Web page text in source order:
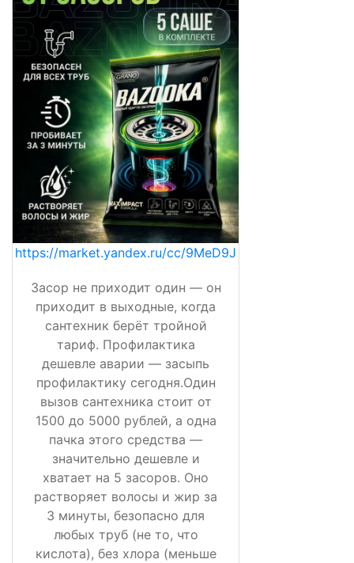
https://market.yandex.ru/cc/9MeD9J
Засор не приходит один — он
приходит в выходные, когда
сантехник берёт тройной
тариф. Профилактика
дешевле аварии — засыпь
профилактику сегодня.Один
вызов сантехника стоит от
1500 до 5000 рублей, а одна
пачка этого средства —
значительно дешевле и
хватает на 5 засоров. Оно
растворяет волосы и жир за
3 минуты, безопасно для
любых труб (не то, что
кислота), без хлора (меньше